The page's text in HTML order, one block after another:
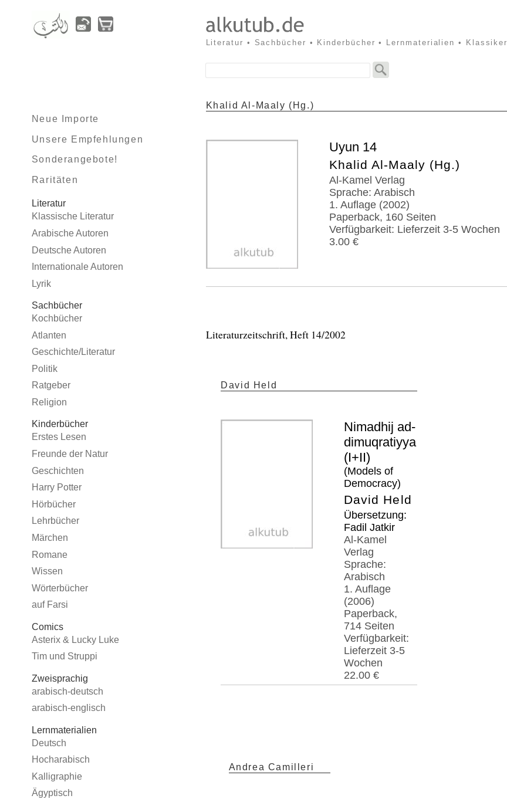
Literatur • Sachbücher • Kinderbücher • Lernmaterialien • Klassiker
Neue Importe
Unsere Empfehlungen
Sonderangebote!
Raritäten
Literatur
Klassische Literatur
Arabische Autoren
Deutsche Autoren
Internationale Autoren
Lyrik
Sachbücher
Kochbücher
Atlanten
Geschichte/Literatur
Politik
Ratgeber
Religion
Kinderbücher
Erstes Lesen
Freunde der Natur
Geschichten
Harry Potter
Hörbücher
Lehrbücher
Märchen
Romane
Wissen
Wörterbücher
auf Farsi
Comics
Asterix & Lucky Luke
Tim und Struppi
Zweisprachig
arabisch-deutsch
arabisch-englisch
Lernmaterialien
Deutsch
Hocharabisch
Kalligraphie
Ägyptisch
Khalid Al-Maaly (Hg.)
Uyun 14
Khalid Al-Maaly (Hg.)
Al-Kamel Verlag
Sprache: Arabisch
1. Auflage (2002)
Paperback, 160 Seiten
Verfügbarkeit: Lieferzeit 3-5 Wochen
3.00 €
Literaturzeitschrift, Heft 14/2002
David Held
Nimadhij ad-
dimuqratiyya
(I+II)
(Models of
Democracy)
David Held
Übersetzung:
Fadil Jatkir
Al-Kamel
Verlag
Sprache:
Arabisch
1. Auflage
(2006)
Paperback,
714 Seiten
Verfügbarkeit:
Lieferzeit 3-5
Wochen
22.00 €
Andrea Camilleri